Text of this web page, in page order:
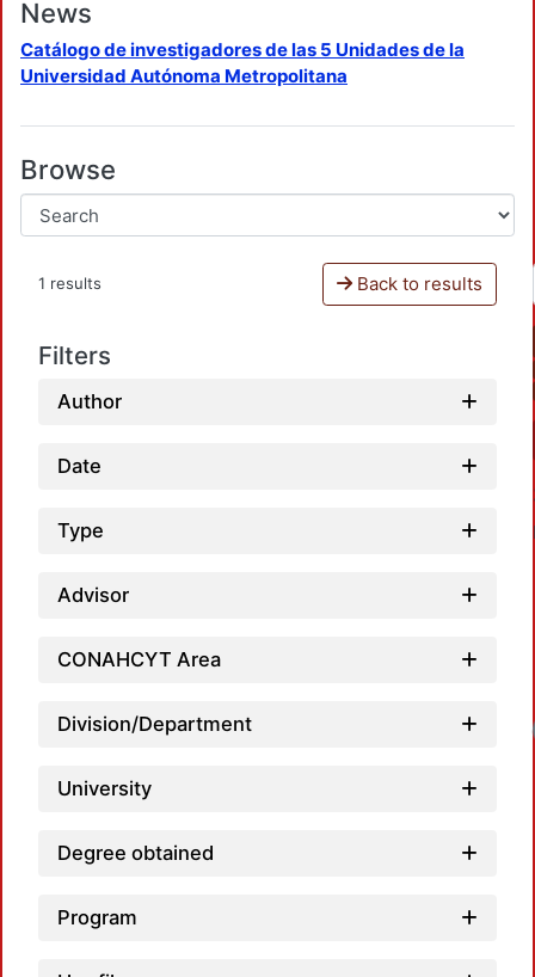
News
Catálogo de investigadores de las 5 Unidades de la
Universidad Autónoma Metropolitana
Browse
1 results Back to results
Filters
Author
Date
Type
Advisor
CONAHCYT Area
Division/Department
University
Degree obtained
Program